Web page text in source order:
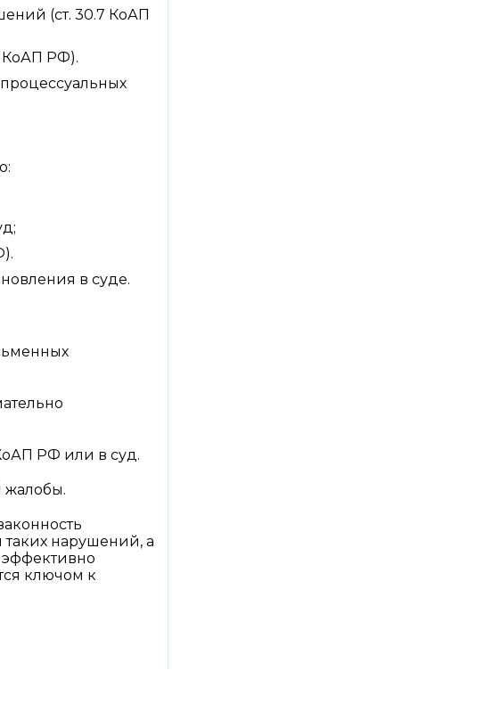
(ст. 30.7 КоАП
КоАП РФ).
в суде.
РФ или в суд.
жалобы.
нарушений, а
ключом к